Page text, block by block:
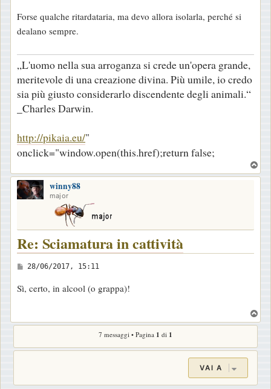
s
s
g
g
i
o
Forse qualche ritardataria, ma devo allora isolarla, perché si
dealano sempre.
„L'uomo nella sua arroganza si crede un'opera grande,
meritevole di una creazione divina. Più umile, io credo
sia più giusto considerarlo discendente degli animali.“
_Charles Darwin.
http://pikaia.eu/"
onclick="window.open(this.href);return false;
o
winny88
major
Re: Sciamatura in cattività
M
s
a
g
28/06/2017, 15:11
Sì, certo, in alcool (o grappa)!
o
7 messaggi • Pagina 1 di 1
VAI A